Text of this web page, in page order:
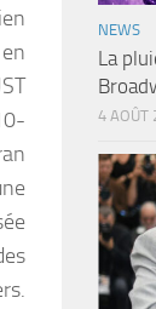
NEWS
La
4 AOÛT